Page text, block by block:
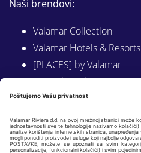
Naši brendovi:
Valamar Collection
Valamar Hotels & Resorts
[PLACES] by Valamar
Sunny by Valamar
Valamar Camping
Istraži na Valamar.com